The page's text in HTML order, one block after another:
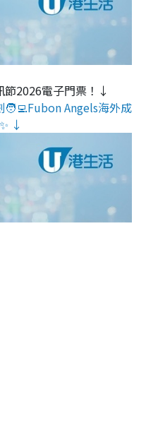
2026電子門票！↓
Angels海外成
↓